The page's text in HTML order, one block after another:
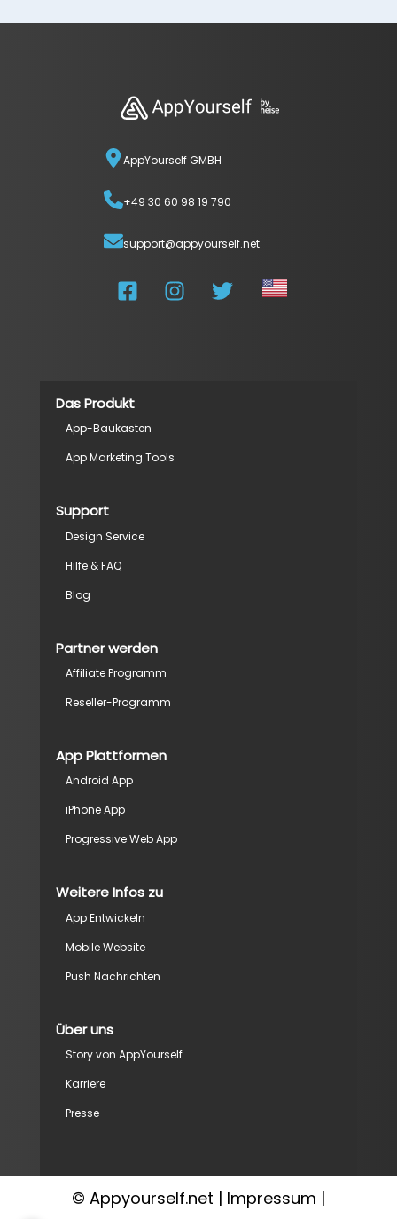
AppYourself GMBH
+49 30 60 98 19 790
support@appyourself.net
Das Produkt
App-Baukasten
App Marketing Tools
Support
Design Service
Hilfe & FAQ
Blog
Partner werden
Affiliate Programm
Reseller-Programm
App Plattformen
Android App
iPhone App
Progressive Web App
Weitere Infos zu
App Entwickeln
Mobile Website
Push Nachrichten
Über uns
Story von AppYourself
Karriere
Presse
© Appyourself.net | Impressum |